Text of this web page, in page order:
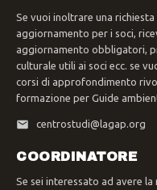
Se vuoi inoltrare una
aggiornamento per i soci,
aggiornamento obbligatori,
culturale utili ai soci ecc. se
corsi di approfondimento
formazione per Guide
centrostudi@lagap.org
COORDINATORE
Se sei interessato ad avere